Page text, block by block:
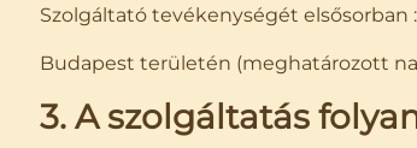
Szolgáltató tevékenységét elsősorban :
Budapest területén (meghatározott
3. A szolgáltatás